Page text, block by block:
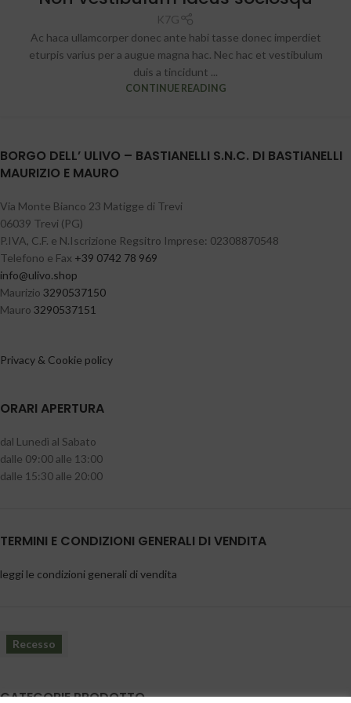
K7G
Ac haca ullamcorper donec ante habi tasse donec imperdiet
eturpis varius per a augue magna hac. Nec hac et vestibulum
duis a tincidunt ...
CONTINUE READING
BORGO DELL’ ULIVO – BASTIANELLI S.N.C. DI BASTIANELLI
MAURIZIO E MAURO
Via Monte Bianco 23 Matigge di Trevi
06039 Trevi (PG)
P.IVA, C.F. e N.Iscrizione Regsitro Imprese: 02308870548
Telefono e Fax +39 0742 78 969
pohs.ovilu
@ofni
Maurizio 3290537150
Mauro 3290537151
Privacy & Cookie policy
ORARI APERTURA
dal Lunedì al Sabato
dalle 09:00 alle 13:00
dalle 15:30 alle 20:00
TERMINI E CONDIZIONI GENERALI DI VENDITA
leggi le condizioni generali di vendita
Recesso
CATEGORIE PRODOTTO